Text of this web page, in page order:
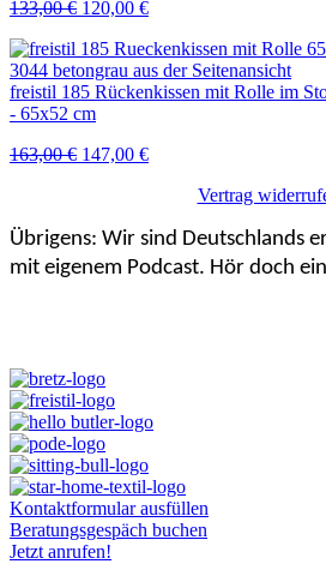
133,00€ Ursprünglicher
war:
133,00 €
120,00 €Aktueller
ist:
120,00 €.
freistil 185 Rückenkissen mit Rolle im
- 65x52 cm
163,00€ Ursprünglicher
147,00 €Aktueller
Vertrag
Übrigens: Wir sind Deutschlands
mit eigenem Podcast. Hör doch
Kontaktformular ausfüllen
Beratungsgespäch buchen
Jetzt anrufen!